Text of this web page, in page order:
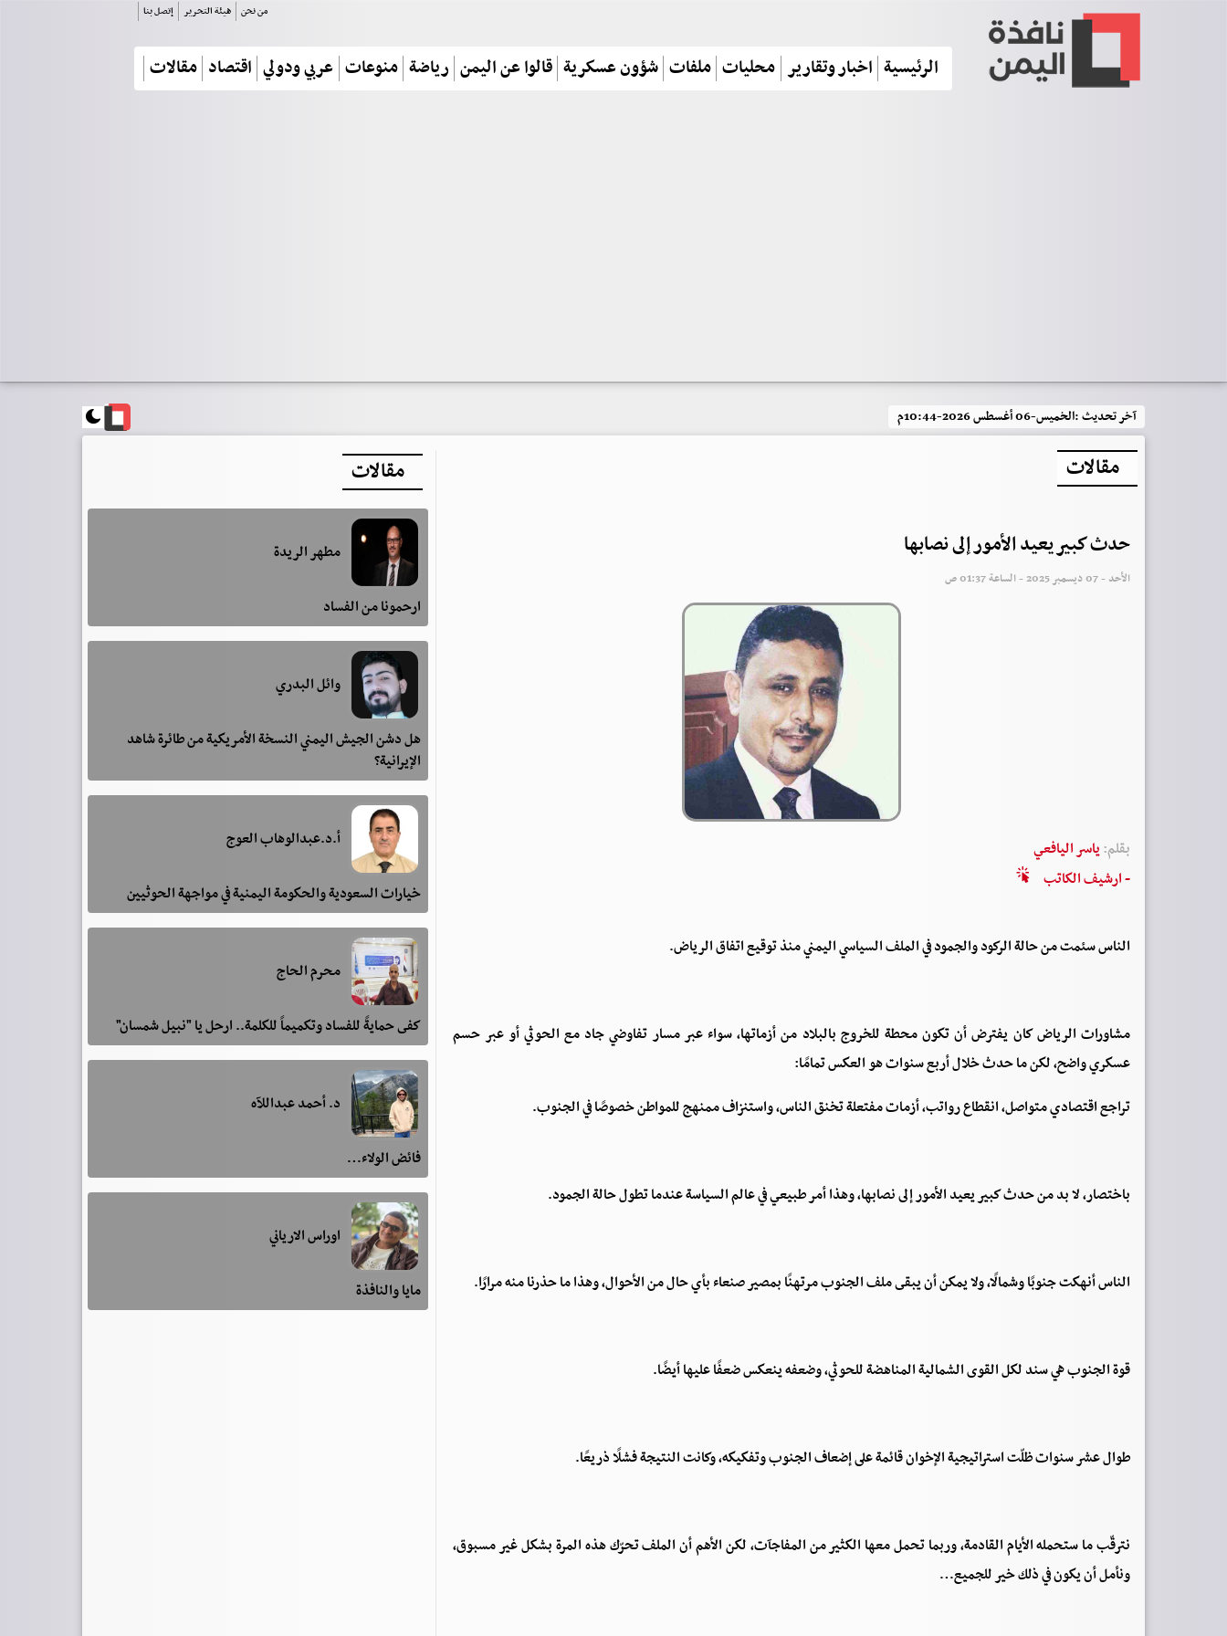
من نحن هيئة التحرير إتصل بنا
الرئيسية اخبار وتقارير محليات ملفات شؤون عسكرية قالوا عن اليمن رياضة منوعات عربي ودولي اقتصاد مقالات
آخر تحديث :الخميس-06 أغسطس 2026-10:44م
مقالات
حدث كبير يعيد الأمور إلى نصابها
الأحد - 07 ديسمبر 2025 - الساعة 01:37 ص
بقلم:ياسر اليافعي
- ارشيف الكاتب
‏الناس سئمت من حالة الركود والجمود في الملف السياسي اليمني منذ توقيع اتفاق الرياض.
مشاورات الرياض كان يفترض أن تكون محطة للخروج بالبلاد من أزماتها، سواء عبر مسار تفاوضي جاد مع الحوثي أو عبر حسم
عسكري واضح، لكن ما حدث خلال أربع سنوات هو العكس تمامًا:
تراجع اقتصادي متواصل، انقطاع رواتب، أزمات مفتعلة تخنق الناس، واستنزاف ممنهج للمواطن خصوصًا في الجنوب.
باختصار، لا بد من حدث كبير يعيد الأمور إلى نصابها، وهذا أمر طبيعي في عالم السياسة عندما تطول حالة الجمود.
الناس أنهكت جنوبًا وشمالًا، ولا يمكن أن يبقى ملف الجنوب مرتهنًا بمصير صنعاء بأي حال من الأحوال، وهذا ما حذرنا منه مرارًا.
قوة الجنوب هي سند لكل القوى الشمالية المناهضة للحوثي، وضعفه ينعكس ضعفًا عليها أيضًا.
طوال عشر سنوات ظلّت استراتيجية الإخوان قائمة على إضعاف الجنوب وتفكيكه، وكانت النتيجة فشلًا ذريعًا.
نترقّب ما ستحمله الأيام القادمة، وربما تحمل معها الكثير من المفاجآت، لكن الأهم أن الملف تحرّك هذه المرة بشكل غير مسبوق،
ونأمل أن يكون في ذلك خير للجميع…
مقالات
مطهر الريدة
ارحمونا من الفساد
وائل البدري
هل دشن الجيش اليمني النسخة الأمريكية من طائرة شاهد
الإيرانية؟
أ.د.عبدالوهاب العوج
خيارات السعودية والحكومة اليمنية في مواجهة الحوثيين
محرم الحاج
كفى حمايةً للفساد وتكميماً للكلمة.. ارحل يا "نبيل شمسان"
د. أحمد عبداللآه
فائض الولاء…
اوراس الارياني
مايا والنافذة